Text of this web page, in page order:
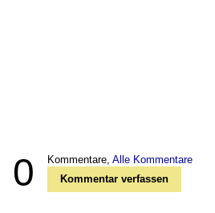
0 Kommentare, Alle Kommentare
Kommentar verfassen